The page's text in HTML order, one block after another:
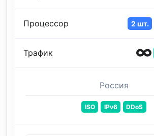
Процессор 2 шт.
Трафик
Россия
ISO IPv6 DDoS